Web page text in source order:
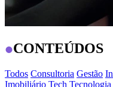
CONTEÚDOS
Todos Consultoria Gestão
Imobiliário Tech Tecnologia